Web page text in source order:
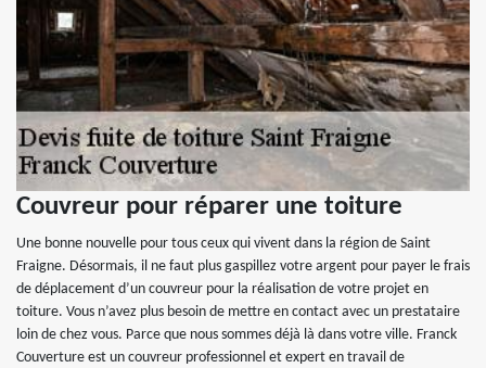
Couvreur pour réparer une toiture
Une bonne nouvelle pour tous ceux qui vivent dans la région de Saint
Fraigne. Désormais, il ne faut plus gaspillez votre argent pour payer le frais
de déplacement d’un couvreur pour la réalisation de votre projet en
toiture. Vous n’avez plus besoin de mettre en contact avec un prestataire
loin de chez vous. Parce que nous sommes déjà là dans votre ville. Franck
Couverture est un couvreur professionnel et expert en travail de